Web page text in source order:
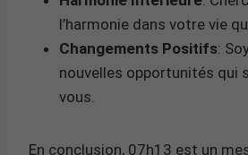
l’harmonie dans votre vie
Changements Positifs:
nouvelles opportunités qui
vous.
En conclusion, 07h13 est un